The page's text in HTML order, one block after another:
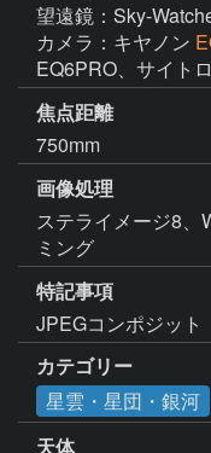
望遠鏡：Sky-
カメラ：キヤノン
EQ6PRO、サイト
焦点距離
750mm
画像処理
ステライメージ8、
ミング
特記事項
JPEGコンポジット
カテゴリー
星雲・星団・銀河
天体